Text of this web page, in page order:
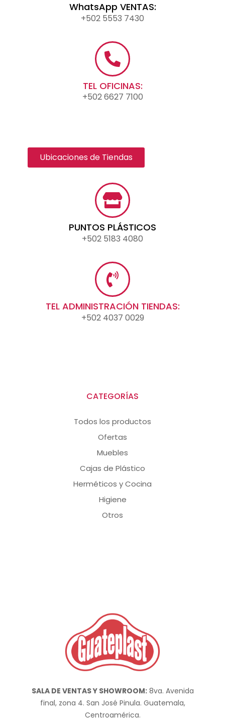
WhatsApp VENTAS:
+502 5553 7430
TEL OFICINAS:
+502 6627 7100
Ubicaciones de Tiendas
PUNTOS PLÁSTICOS
+502 5183 4080
TEL ADMINISTRACIÓN TIENDAS:
+502 4037 0029
CATEGORÍAS
Todos los productos
Ofertas
Muebles
Cajas de Plástico
Herméticos y Cocina
Higiene
Otros
SALA DE VENTAS Y SHOWROOM:8va. Avenida
final, zona 4. San José Pinula. Guatemala,
Centroamérica.